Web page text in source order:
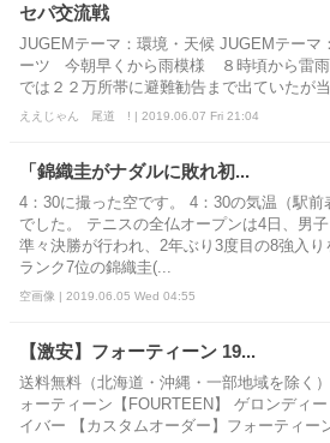
セパ交流戦
JUGEMテーマ：環境・天候 JUGEMテーマ
ーツ 今朝早くから雨模様 ８時頃から
では２２万所帯に避難勧告まで出ていたが当
ええじゃん 尾道 ! | 2019.06.07 Fri 21:04
「錦織圭がナダルに敗れ初...
4：30に撮った空です。 4：30の気温（駅
でした。 テニスの全仏オープンは4日、男
準々決勝が行われ、2年ぶり3度目の8強入り
ランク7位の錦織圭(...
空画像 | 2019.06.05 Wed 04:55
【激安】フォーティーン 19...
送料無料（北海道・沖縄・一部地域を除く
ォーティーン【FOURTEEN】 ゲロンディ
イバー 【カスタムオーダー】フォーティー